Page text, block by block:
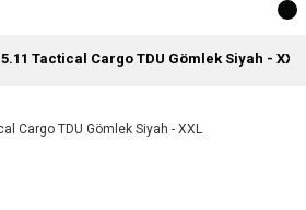
5.11 Tactical Cargo TDU Gömlek Siyah - XXL